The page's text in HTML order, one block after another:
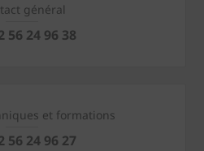
général
56 24 96 38
et formations
56 24 96 27